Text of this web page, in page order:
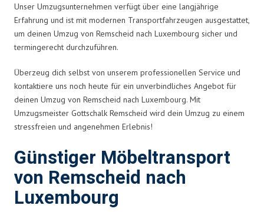
Unser Umzugsunternehmen verfügt über eine langjährige
Erfahrung und ist mit modernen Transportfahrzeugen ausgestattet,
um deinen Umzug von Remscheid nach Luxembourg sicher und
termingerecht durchzuführen.
Überzeug dich selbst von unserem professionellen Service und
kontaktiere uns noch heute für ein unverbindliches Angebot für
deinen Umzug von Remscheid nach Luxembourg. Mit
Umzugsmeister Gottschalk Remscheid wird dein Umzug zu einem
stressfreien und angenehmen Erlebnis!
Günstiger Möbeltransport
von Remscheid nach
Luxembourg